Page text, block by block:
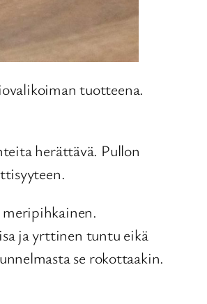
tuotteena.
herättävä. Pullon
meripihkainen.
ja yrttinen tuntu eikä
se rokottaakin.